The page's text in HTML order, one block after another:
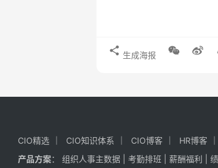
生成海报
CIO精选 CIO知识体系 CIO博客 HR博客
产品方案： 组织人事主数据| 考勤排班 薪酬福利